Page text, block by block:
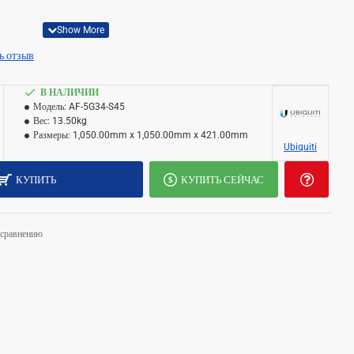
отзыв
В НАЛИЧИИ
Модель: AF-5G34-S45
Вес: 13.50kg
Размеры: 1,050.00mm x 1,050.00mm x 421.00mm
Ubiquiti
КУПИТЬ КУПИТЬ СЕЙЧАС